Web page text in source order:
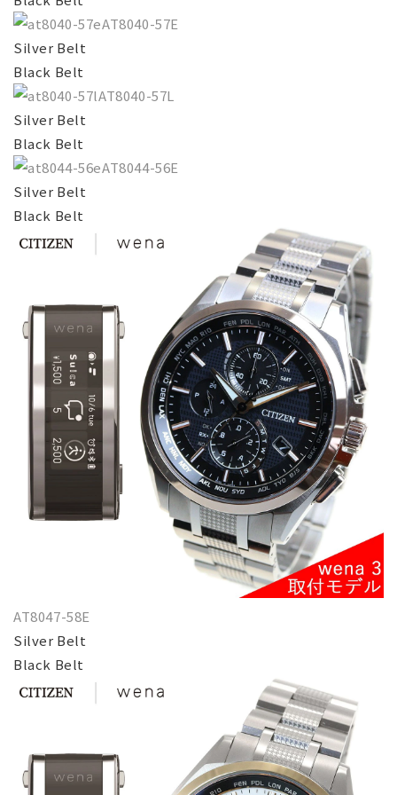
AT8040-57E
Silver Belt
Black Belt
AT8040-57L
Silver Belt
Black Belt
AT8044-56E
Silver Belt
Black Belt
AT8047-58E
Silver Belt
Black Belt